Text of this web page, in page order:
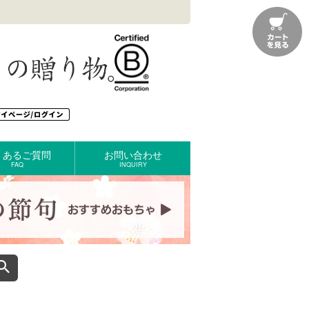
あるご質問
FAQ
お問い合わせ
INQUIRY